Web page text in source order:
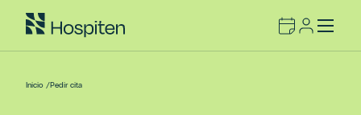
Inicio /Pedir cita